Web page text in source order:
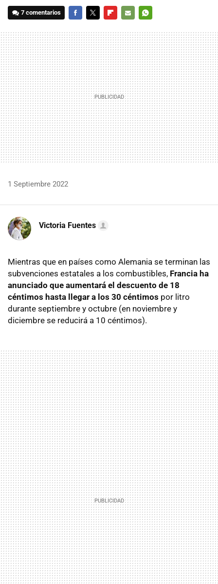
7 comentarios
MAIL
1 Septiembre 2022
Victoria Fuentes
Mientras que en países como Alemania se terminan las
subvenciones estatales a los combustibles, Francia ha
anunciado que aumentará el descuento de 18
céntimos hasta llegar a los 30 céntimos por litro
durante septiembre y octubre (en noviembre y
diciembre se reducirá a 10 céntimos).